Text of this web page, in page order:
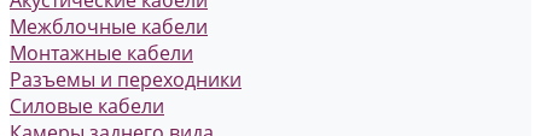
Межблочные кабели
Монтажные кабели
Разъемы и переходники
Силовые кабели